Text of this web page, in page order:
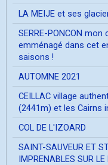
LA MEIJE et ses
SERRE-PONCON
emménagé dans cet
saisons !
AUTOMNE 2021
CEILLAC village
(2441m) et les Cairns
COL DE L'IZOARD
SAINT-SAUVEUR ET
IMPRENABLES SUR LE